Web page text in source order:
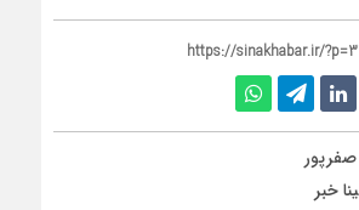
https://sinakhabar.ir/
خبر